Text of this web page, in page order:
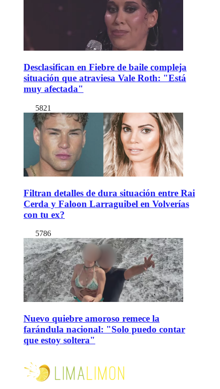
Desclasifican en Fiebre de baile compleja
situación que atraviesa Vale Roth: "Está
muy afectada"
5821
Filtran detalles de dura situación entre Rai
Cerda y Faloon Larraguibel en Volverías
con tu ex?
5786
Nuevo quiebre amoroso remece la
farándula nacional: "Solo puedo contar
que estoy soltera"